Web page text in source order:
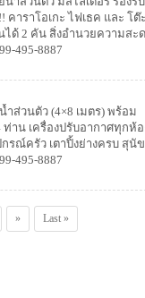
าราโอเกะ ไฟเธค และ โต๊ะ
ด้ 2 คัน สิ่งอำนวยความสะ
495-8887
ส่วนตัว (4×8 เมตร) พร้อม
ท่าน เครื่องปรับอากาศทุกห้อ
รณ์ครัว เตาปิ้งย่างครบ สุนั
495-8887
» Last »